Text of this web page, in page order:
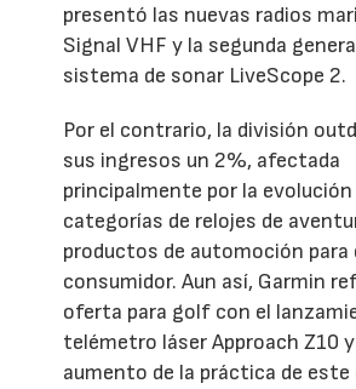
presentó las nuevas radios
Signal VHF y la segunda
sistema de sonar LiveScope 2.
Por el contrario, la división
sus ingresos un 2%, afectada
principalmente por la evolución
categorías de relojes de
productos de automoción para
consumidor. Aun así, Garmin
oferta para golf con el
telémetro láser Approach Z10
aumento de la práctica de este